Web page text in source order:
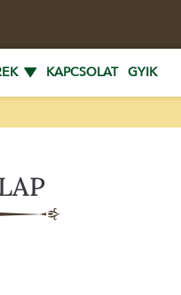
KAPCSOLAT GYIK